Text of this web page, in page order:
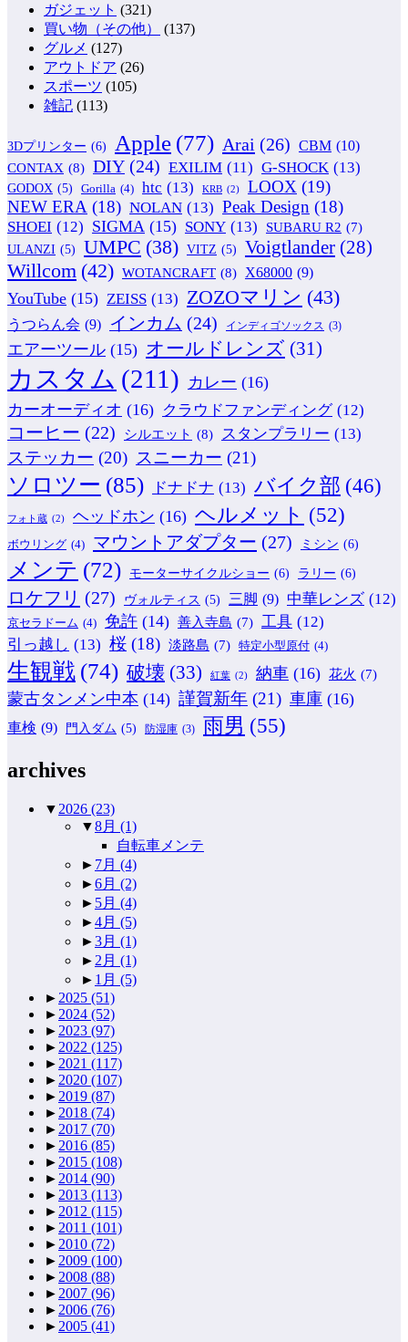
ガジェット (321)
買い物（その他）
(137)
グルメ (127)
アウトドア (26)
スポーツ (105)
雑記 (113)
3Dプリンター (6) Apple (77) Arai (26) CBM (10)
CONTAX (8) DIY (24) EXILIM (11) G-SHOCK (13)
GODOX (5) Gorilla (4) htc (13) KRB (2) LOOX (19)
NEW ERA (18) NOLAN (13) Peak Design (18)
SHOEI (12) SIGMA (15) SONY (13) SUBARU R2 (7)
ULANZI (5) UMPC (38) VITZ (5) Voigtlander (28)
Willcom (42) WOTANCRAFT (8) X68000 (9)
YouTube (15) ZEISS (13) ZOZOマリン (43)
うつらん会 (9) インカム (24) インディゴソックス (3)
エアーツール (15) オールドレンズ (31)
カスタム (211) カレー (16)
カーオーディオ (16) クラウドファンディング (12)
コーヒー (22) シルエット (8) スタンプラリー (13)
ステッカー (20) スニーカー (21)
ソロツー (85) ドナドナ (13) バイク部 (46)
フォト蔵 (2) ヘッドホン (16) ヘルメット (52)
ボウリング (4) マウントアダプター (27) ミシン (6)
メンテ (72) モーターサイクルショー (6) ラリー (6)
ロケフリ (27) ヴォルティス (5) 三脚 (9) 中華レンズ (12)
京セラドーム (4) 免許 (14) 善入寺島 (7) 工具 (12)
引っ越し (13) 桜 (18) 淡路島 (7) 特定小型原付 (4)
生観戦 (74) 破壊 (33) 紅葉 (2) 納車 (16) 花火 (7)
蒙古タンメン中本 (14) 謹賀新年 (21) 車庫 (16)
車検 (9) 門入ダム (5) 防湿庫 (3) 雨男 (55)
archives
▼ 2026 (23)
▼8月 (1)
自転車メンテ
► 7月 (4)
►6月 (2)
► 5月 (4)
►4月 (5)
►3月 (1)
► 2月 (1)
► 1月 (5)
► 2025 (51)
► 2024 (52)
► 2023 (97)
► 2022 (125)
► 2021 (117)
► 2020 (107)
► 2019 (87)
► 2018 (74)
► 2017 (70)
► 2016 (85)
► 2015 (108)
► 2014 (90)
► 2013 (113)
► 2012 (115)
► 2011 (101)
► 2010 (72)
► 2009 (100)
► 2008 (88)
► 2007 (96)
► 2006 (76)
► 2005 (41)